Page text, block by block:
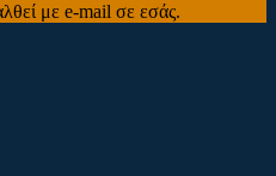
με e-mail σε εσάς.